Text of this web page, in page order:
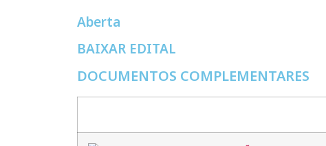
Aberta
BAIXAR EDITAL
DOCUMENTOS COMPLEMENTARES